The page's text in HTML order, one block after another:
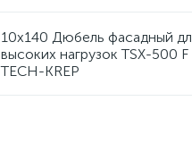
10х140 Дюбель фасадный
высоких нагрузок TSX-500 F
TECH-KREP